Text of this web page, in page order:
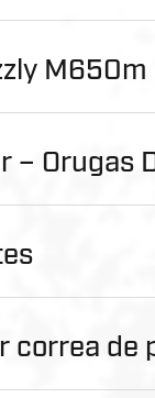
M650m
– Orugas
correa de